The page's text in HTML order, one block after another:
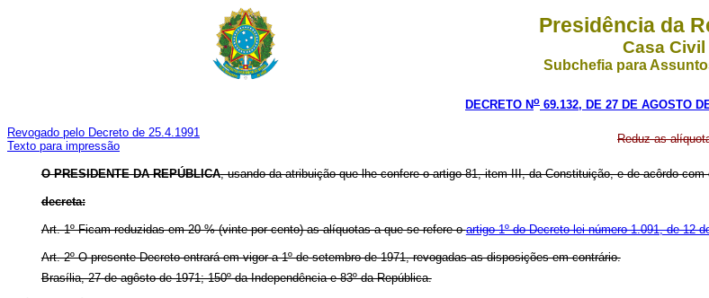
Presidência da
Casa Civil
Subchefia para
DECRETO No 69.132, DE 27 DE AGOSTO
Revogado pelo Decreto de 25.4.1991
Texto para impressão
Reduz as
O PRESIDENTE DA REPÚBLICA, usando da atribuição que lhe confere o artigo 81, item III, da Constituição, e de acôrdo
decreta:
Art. 1º Ficam reduzidas em 20 % (vinte por cento) as alíquotas a que se refere oartigo 1º do Decreto-lei número 1.091, de 12
Art. 2º O presente Decreto entrará em vigor a 1º de setembro de 1971, revogadas as disposições em contrário.
Brasília, 27 de agôsto de 1971; 150º da Independência e 83º da República.